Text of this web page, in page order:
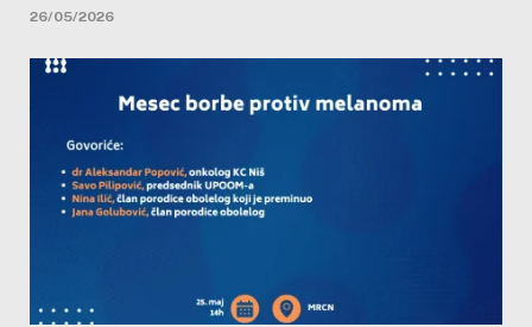
26/05/2026